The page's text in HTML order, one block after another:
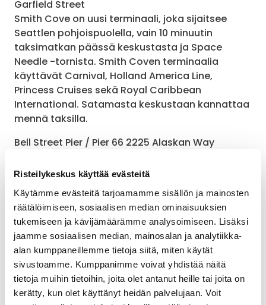
Risteilykeskus käyttää evästeitä
Käytämme evästeitä tarjoamamme sisällön ja mainosten
räätälöimiseen, sosiaalisen median ominaisuuksien
tukemiseen ja kävijämäärämme analysoimiseen. Lisäksi
jaamme sosiaalisen median, mainosalan ja analytiikka-
alan kumppaneillemme tietoja siitä, miten käytät
sivustoamme. Kumppanimme voivat yhdistää näitä
tietoja muihin tietoihin, joita olet antanut heille tai joita on
kerätty, kun olet käyttänyt heidän palvelujaan. Voit
Garfield Street
Smith Cove on uusi terminaali, joka sijaitsee
Seattlen pohjoispuolella, vain 10 minuutin
taksimatkan päässä keskustasta ja Space
Needle -tornista. Smith Coven terminaalia
käyttävät Carnival, Holland America Line,
Princess Cruises sekä Royal Caribbean
International. Satamasta keskustaan kannattaa
mennä taksilla.
Bell Street Pier / Pier 66 2225 Alaskan Way
keskustan rannassa. Tätä terminaalia käyttävät
Keskusta on kävelymatkan päässä.
Lue lisää Seattlen satamista.
Varaa Seattlen risteilyt